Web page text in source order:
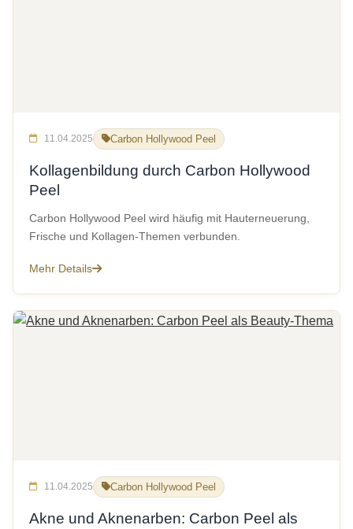
11.04.2025 Carbon Hollywood Peel
Kollagenbildung durch Carbon Hollywood
Peel
Carbon Hollywood Peel wird häufig mit Hauterneuerung,
Frische und Kollagen-Themen verbunden.
Mehr Details
11.04.2025 Carbon Hollywood Peel
Akne und Aknenarben: Carbon Peel als